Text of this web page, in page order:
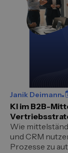
Janik Deimann
KI im B2B-
Wie
und CRM
Prozesse zu